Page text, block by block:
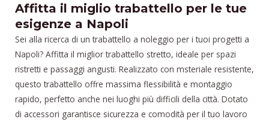
Affitta il miglio trabattello per le tue
esigenze a Napoli
Sei alla ricerca di un trabattello a noleggio per i tuoi progetti a
Napoli? Affitta il miglior trabattello stretto, ideale per spazi
ristretti e passaggi angusti. Realizzato con msteriale resistente,
questo trabattello offre massima flessibilità e montaggio
rapido, perfetto anche nei luoghi più difficili della città. Dotato
di accessori garantisce sicurezza e comodità per il tuo lavoro